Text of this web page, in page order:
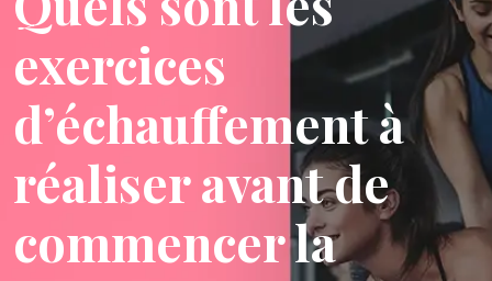
exercices
d’échauffement à
réaliser avant de
commencer la